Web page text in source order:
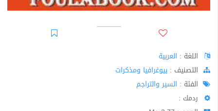
اللغة : العربية
اﻟﺘﺼﻨﻴﻒ : بيوغرافيا ومذكرات
الفئة : السير والتراجم
ردمك :